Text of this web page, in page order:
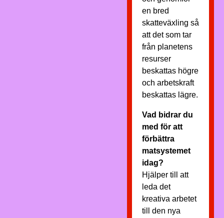
en bred
skatteväxling så
att det som tar
från planetens
resurser
beskattas högre
och arbetskraft
beskattas lägre.
Vad bidrar du
med för att
förbättra
matsystemet
idag?
Hjälper till att
leda det
kreativa arbetet
till den nya